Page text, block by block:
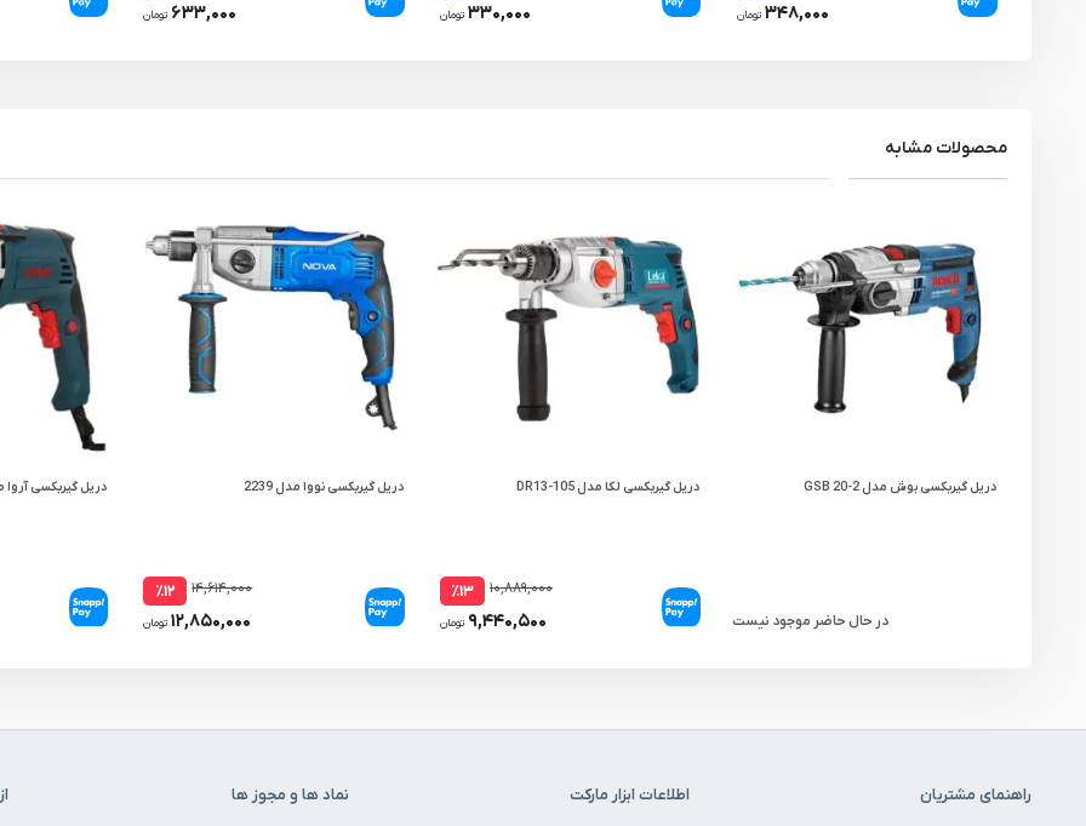
۳۴۸,۰۰۰ تومان ۳۳۰,۰۰۰ تومان ۶۳۳,۰۰۰ تومان
محصولات مشابه
دریل گیربکسی بوش مدل GSB 20-2
در حال حاضر موجود نیست
دریل گیربکسی لکا مدل DR13-105
۱۰,۸۸۹,۰۰۰ ٪۱۳
۹,۴۴۰,۵۰۰ تومان
دریل گیربکسی نووا مدل 2239
۱۴,۶۱۴,۰۰۰ ٪۱۲
۱۲,۸۵۰,۰۰۰ تومان
دریل گیربکسی آروا مدل
راهنمای مشتریان اطلاعات ابزار مارکت نماد ها و مجوز ها